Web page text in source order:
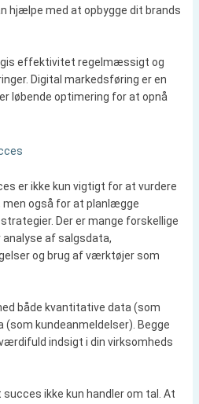
hjælpe med at opbygge dit brands
effektivitet regelmæssigt og
Digital markedsføring er en
løbende optimering for at opnå
er ikke kun vigtigt for at vurdere
også for at planlægge
Der er mange forskellige
af salgsdata,
og brug af værktøjer som
både kvantitative data (som
kundeanmeldelser). Begge
indsigt i din virksomheds
succes ikke kun handler om tal. At